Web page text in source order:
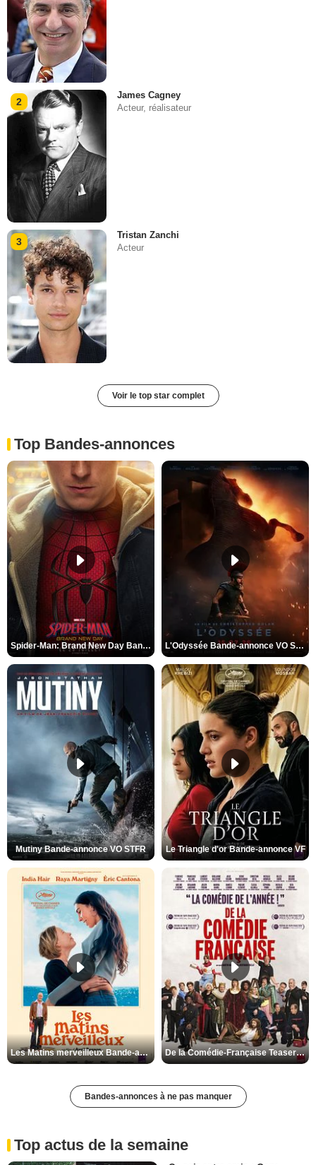
2
James Cagney
Acteur, réalisateur
3
Tristan Zanchi
Acteur
Voir le top star complet
Top Bandes-annonces
Spider-Man: Brand New Day Bande-annonce VO STFR L'Odyssée Bande-annonce VO STFR
Mutiny Bande-annonce VO STFR Le Triangle d'or Bande-annonce VF
Les Matins merveilleux Bande-annonce VF De la Comédie-Française Teaser VF
Bandes-annonces à ne pas manquer
Top actus de la semaine